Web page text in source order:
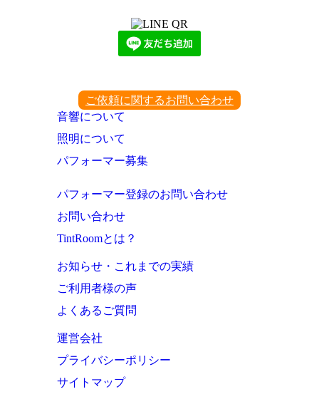
ご依頼に関するお問い合わせ
音響について
照明について
パフォーマー募集
パフォーマー登録のお問い合わせ
お問い合わせ
TintRoomとは？
お知らせ・これまでの実績
ご利用者様の声
よくあるご質問
運営会社
プライバシーポリシー
サイトマップ